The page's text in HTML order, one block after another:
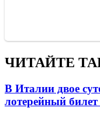
ЧИТАЙТЕ
В Италии двое
лотерейный